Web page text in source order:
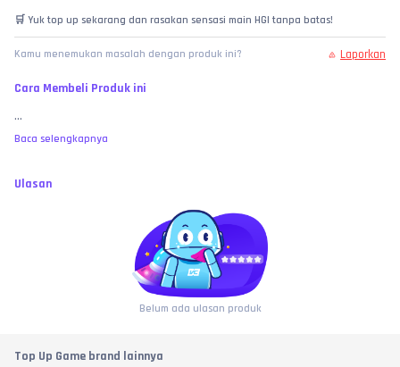
🛒 Yuk top up sekarang dan rasakan sensasi main HGI tanpa batas!
Kamu menemukan masalah dengan produk ini? Laporkan
Cara Membeli Produk ini
...
Baca selengkapnya
Ulasan
Belum ada ulasan produk
Top Up Game brand lainnya